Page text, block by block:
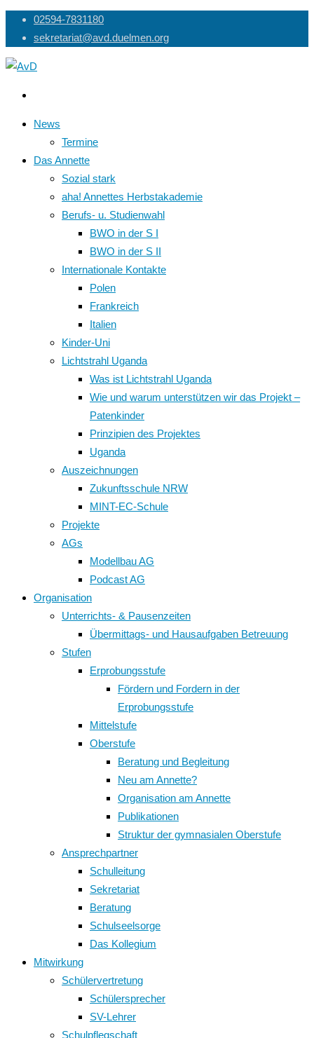
Skip
content
02594-7831180
sekretariat@avd.duelmen.org
News
Termine
Das Annette
Sozial stark
aha! Annettes Herbstakademie
Berufs- u. Studienwahl
BWO in der S I
BWO in der S II
Internationale Kontakte
Polen
Frankreich
Italien
Kinder-Uni
Lichtstrahl Uganda
Was ist Lichtstrahl Uganda
Wie und warum unterstützen wir das Projekt –
Patenkinder
Prinzipien des Projektes
Uganda
Auszeichnungen
Zukunftsschule NRW
MINT-EC-Schule
Projekte
AGs
Modellbau AG
Podcast AG
Organisation
Unterrichts- & Pausenzeiten
Übermittags- und Hausaufgaben Betreuung
Stufen
Erprobungsstufe
Fördern und Fordern in der
Erprobungsstufe
Mittelstufe
Oberstufe
Beratung und Begleitung
Neu am Annette?
Organisation am Annette
Publikationen
Struktur der gymnasialen Oberstufe
Ansprechpartner
Schulleitung
Sekretariat
Beratung
Schulseelsorge
Das Kollegium
Mitwirkung
Schülervertretung
Schülersprecher
SV-Lehrer
Schulpflegschaft